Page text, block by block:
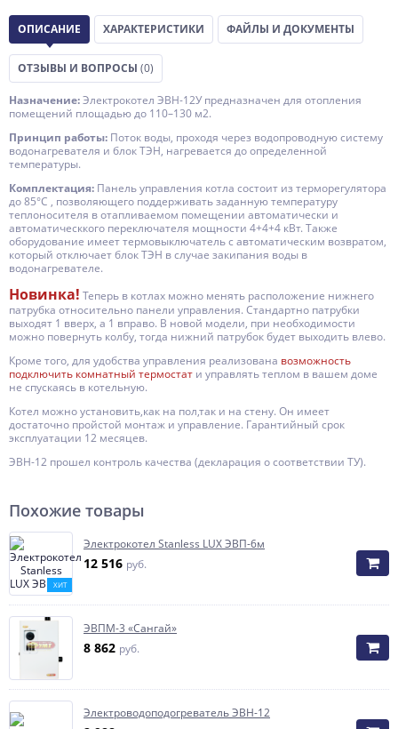
ОПИСАНИЕ ХАРАКТЕРИСТИКИ ФАЙЛЫ И ДОКУМЕНТЫ
ОТЗЫВЫ И ВОПРОСЫ (0)
Назначение:Электрокотел ЭВН-12У предназначен для отопления
помещений площадью до 110–130 м2.
Принцип работы: Поток воды, проходя через водопроводную систему
водонагревателя и блок ТЭН, нагревается до определенной
температуры.
Комплектация: Панель управления котла состоит из терморегулятора
до 85°С , позволяющего поддерживать заданную температуру
теплоносителя в отапливаемом помещении автоматически и
автоматическкого переключателя мощности 4+4+4 кВт. Также
оборудование имеет термовыключатель с автоматическим возвратом,
который отключает блок ТЭН в случае закипания воды в
водонагревателе.
Новинка! Теперь в котлах можно менять расположение нижнего
патрубка относительно панели управления. Стандартно патрубки
выходят 1 вверх, а 1 вправо. В новой модели, при необходимости
можно повернуть колбу, тогда нижний патрубок будет выходить влево.
Кроме того, для удобства управления реализована возможность
подключить комнатный термостат и управлять теплом в вашем доме
не спускаясь в котельную.
Котел можно установить,как на пол,так и на стену. Он имеет
достаточно пройстой монтаж и управление. Гарантийный срок
эксплуатации 12 месяцев.
ЭВН-12 прошел контроль качества (декларация о соответствии ТУ).
Похожие товары
ХИТ
Электрокотел Stanless LUX ЭВП-6м
12 516 руб.
ЭВПМ-3 «Сангай»
8 862 руб.
Электроводоподогреватель ЭВН-12